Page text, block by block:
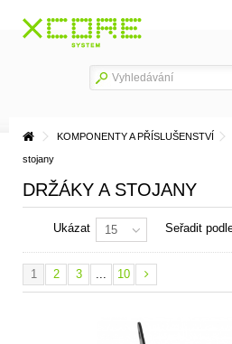
KOMPONENTY A PŘÍSLUŠENSTVÍ
stojany
DRŽÁKY A STOJANY
Seřadit
Ukázat 15
1 2 3 ... 10